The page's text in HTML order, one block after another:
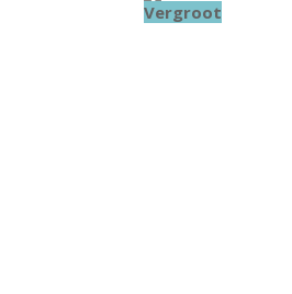
Vergroot